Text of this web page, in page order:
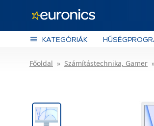
KATEGÓRIÁK
Főoldal Számítástechnika, Gamer